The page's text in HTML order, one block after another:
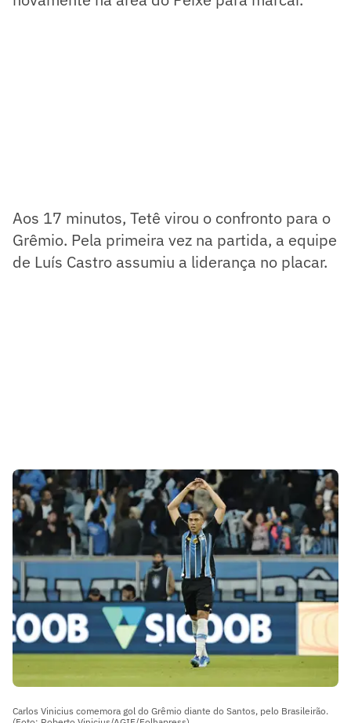
Aos 17 minutos, Tetê virou o confronto para o
Grêmio. Pela primeira vez na partida, a equipe
de Luís Castro assumiu a liderança no placar.
Carlos Vinicius comemora gol do Grêmio diante do Santos, pelo Brasileirão.